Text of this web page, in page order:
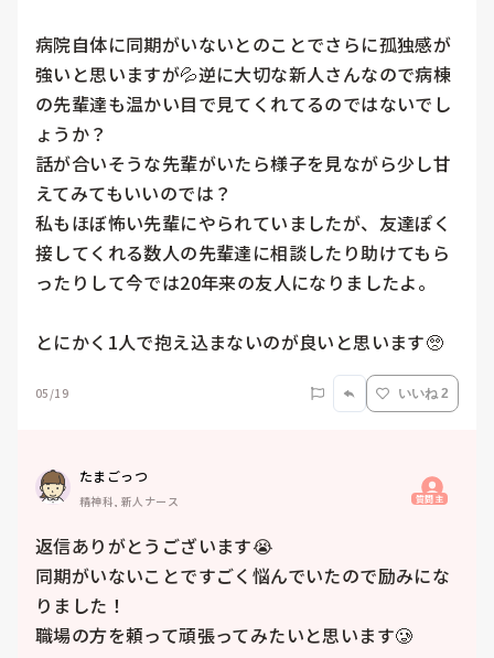
病院自体に同期がいないとのことでさらに孤独感が
強いと思いますが💦逆に大切な新人さんなので病棟
の先輩達も温かい目で見てくれてるのではないでし
ょうか？
話が合いそうな先輩がいたら様子を見ながら少し甘
えてみてもいいのでは？
私もほぼ怖い先輩にやられていましたが、友達ぽく
接してくれる数人の先輩達に相談したり助けてもら
ったりして今では20年来の友人になりましたよ。
とにかく1人で抱え込まないのが良いと思います🥺
05/19 いいね 2
たまごっつ
精神科, 新人ナース 質問主
返信ありがとうございます😭
同期がいないことですごく悩んでいたので励みにな
りました！
職場の方を頼って頑張ってみたいと思います🥲